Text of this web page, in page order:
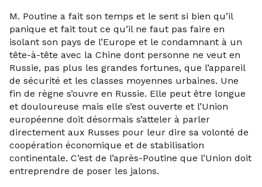
M. Poutine a fait son temps et le sent si bien qu’il
panique et fait tout ce qu’il ne faut pas faire en
isolant son pays de l’Europe et le condamnant à un
tête-à-tête avec la Chine dont personne ne veut en
Russie, pas plus les grandes fortunes, que l’appareil
de sécurité et les classes moyennes urbaines. Une
fin de règne s’ouvre en Russie. Elle peut être longue
et douloureuse mais elle s’est ouverte et l’Union
européenne doit désormais s’atteler à parler
directement aux Russes pour leur dire sa volonté de
coopération économique et de stabilisation
continentale. C’est de l’après-Poutine que l’Union doit
entreprendre de poser les jalons.